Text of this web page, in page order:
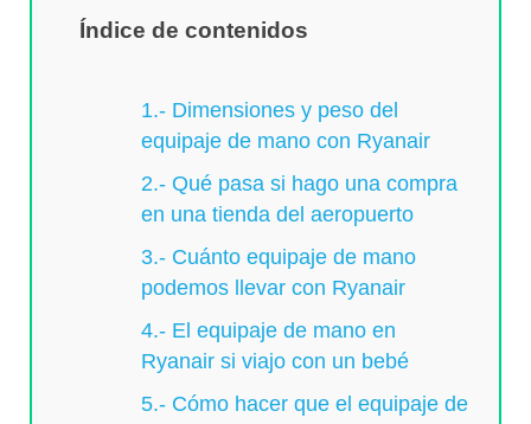
Índice de contenidos
1.- Dimensiones y peso del
equipaje de mano con Ryanair
2.- Qué pasa si hago una compra
en una tienda del aeropuerto
3.- Cuánto equipaje de mano
podemos llevar con Ryanair
4.- El equipaje de mano en
Ryanair si viajo con un bebé
5.- Cómo hacer que el equipaje de